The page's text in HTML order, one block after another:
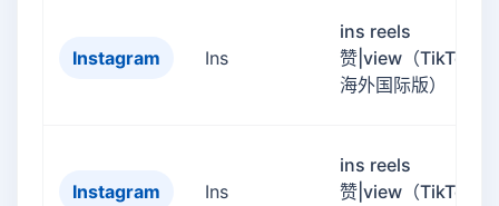
Instagram Ins
ins reels
赞|view（TikTok的
海外国际版）
Instagram Ins
ins reels
赞|view（TikTok的